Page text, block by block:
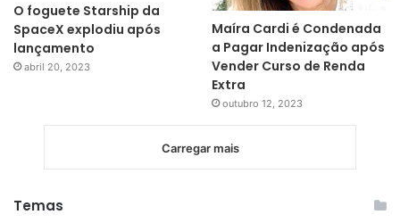
O foguete Starship da
SpaceX explodiu após
lançamento
abril 20, 2023
Maíra Cardi é Condenada
a Pagar Indenização após
Vender Curso de Renda
Extra
outubro 12, 2023
Carregar mais
Temas